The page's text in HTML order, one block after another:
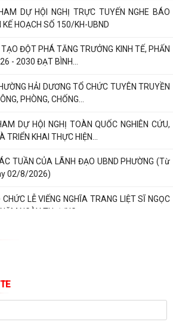
LỄ VIẾNG NGHĨA TRANG LIỆT SĨ NGỌC
NGÀY THƯƠNG...
CỦA HỘI CỰU GIÁO CHỨC PHƯỜNG HẢI
ĐỎ” THẮM ĐƯỢM NGHĨA TÌNH TRI ÂN
MẠNG
TÌNH CỦA TUỔI TRẺ PHƯỜNG HẢI DƯƠNG
NGƯỜI CÓ CÔNG
HẢI DƯƠNG ỨNG DỤNG PHẦN MỀM Q-
KỲ HỌP THỨ BA
HỢP CUNG CẤP HỒ SƠ, GIẤY TỜ VỀ QUYỀN
TUYÊN TRUYỀN PHÒNG, CHỐNG TỘI PHẠM
tịch nước Tô Lâm nhân dịp kỷ niệm 79 năm